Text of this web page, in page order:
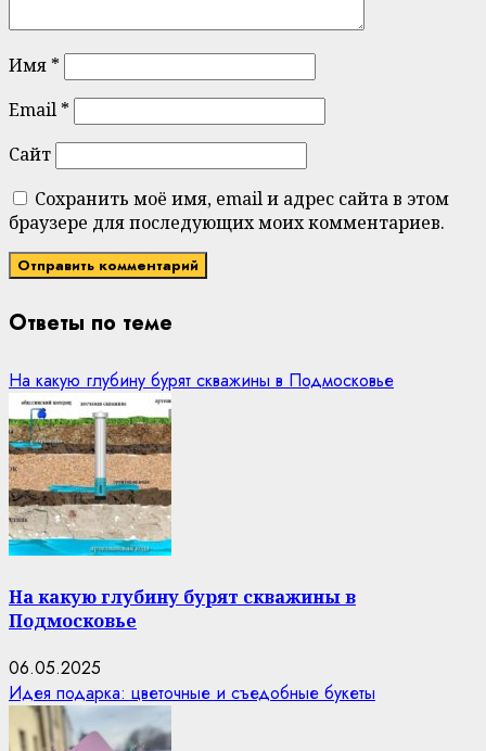
Имя *
Email *
Сайт
Сохранить моё имя, email и адрес сайта в этом
браузере для последующих моих комментариев.
Ответы по теме
На какую глубину бурят скважины в Подмосковье
На какую глубину бурят скважины в
Подмосковье
06.05.2025
Идея подарка: цветочные и съедобные букеты